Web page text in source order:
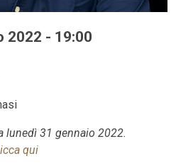
2022 - 19:00
lunedì 31 gennaio 2022.
qui